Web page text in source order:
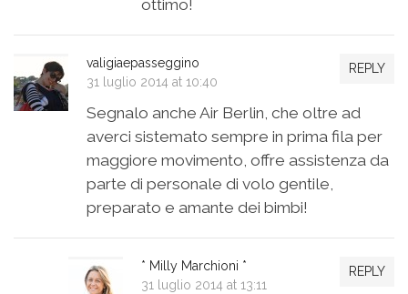
ottimo!
REPLY
valigiaepasseggino
31 luglio 2014 at 10:40
Segnalo anche Air Berlin, che oltre ad
averci sistemato sempre in prima fila per
maggiore movimento, offre assistenza da
parte di personale di volo gentile,
preparato e amante dei bimbi!
REPLY
* Milly Marchioni *
31 luglio 2014 at 13:11